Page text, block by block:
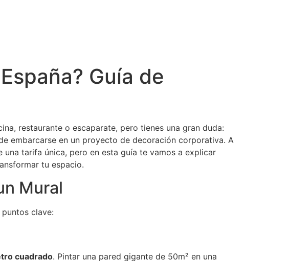
Guía de
restaurante o escaparate, pero tienes una gran duda:
embarcarse en un proyecto de decoración corporativa. A
tarifa única, pero en esta guía te vamos a explicar
tu espacio.
Mural
clave:
cuadrado. Pintar una pared gigante de 50m² en una